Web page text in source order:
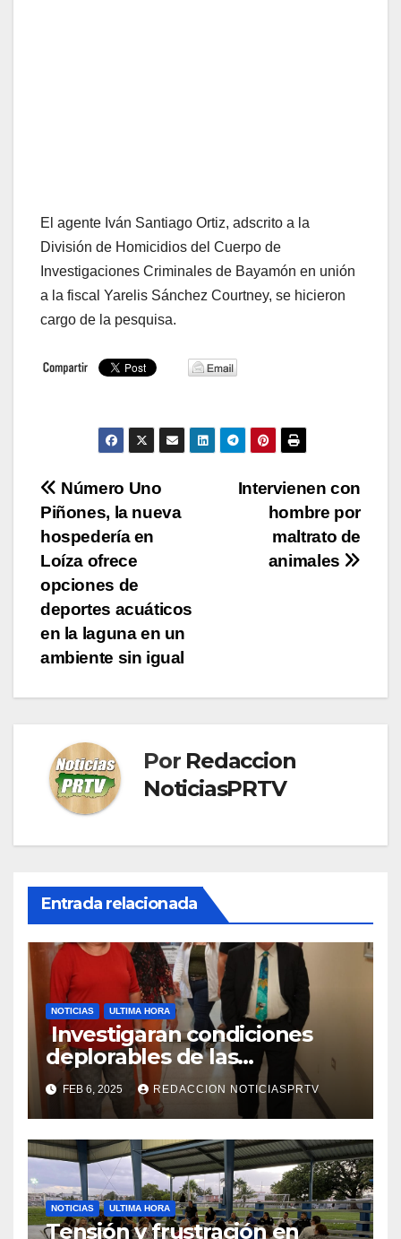
El agente Iván Santiago Ortiz, adscrito a la
División de Homicidios del Cuerpo de
Investigaciones Criminales de Bayamón en unión
a la fiscal Yarelis Sánchez Courtney, se hicieron
cargo de la pesquisa.
Navegación
de
entradas
Intervienen con
hombre por
maltrato de
animales
Número Uno
Piñones, la nueva
hospedería en
Loíza ofrece
opciones de
deportes acuáticos
en la laguna en un
ambiente sin igual
Por Redaccion
NoticiasPRTV
Entrada relacionada
NOTICIAS ULTIMA HORA
Investigaran condiciones
deplorables de las
facilidades el Departamento
de la Salud en Mayagüez
FEB 6, 2025 REDACCION NOTICIASPRTV
NOTICIAS ULTIMA HORA
Tensión y frustración en